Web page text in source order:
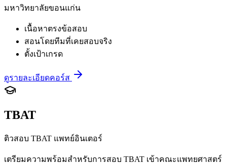
มหาวิทยาลัยขอนแก่น
เนื้อหาตรงข้อสอบ
สอนโดยทีมที่เคยสอบจริง
ตั้งเป้าเกรด
ดูรายละเอียดคอร์ส
TBAT
ติวสอบ TBAT แพทย์อินเตอร์
เตรียมความพร้อมสำหรับการสอบ TBAT เข้าคณะแพทยศาสตร์